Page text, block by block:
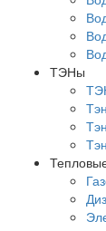
ТЭНы